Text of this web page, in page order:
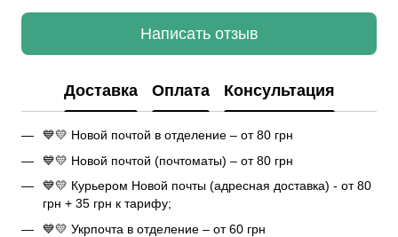
Написать отзыв
Доставка Оплата Консультация
💙💛 Новой почтой в отделение – от 80 грн
💙💛 Новой почтой (почтоматы) – от 80 грн
💙💛 Курьером Новой почты (адресная доставка) - от 80
грн + 35 грн к тарифу;
💙💛 Укрпочта в отделение – от 60 грн